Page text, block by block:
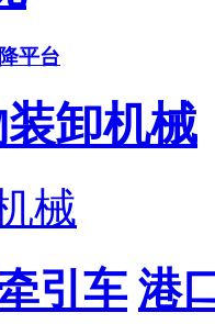
平台
卸机械
械
引车 港